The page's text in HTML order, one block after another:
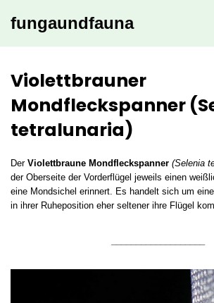
fungaundfauna
Violettbrauner
Mondfleckspanner
tetralunaria)
DerViolettbraune Mondfleckspanner (Selenia
der Oberseite der Vorderflügel jeweils einen
eine Mondsichel erinnert. Es handelt sich um
in ihrer Ruheposition eher seltener ihre Flügel